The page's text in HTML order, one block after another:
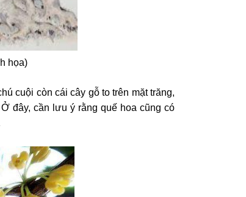
họa)
cuội còn cái cây gỗ to trên mặt trăng,
đây, cần lưu ý rằng quế hoa cũng có